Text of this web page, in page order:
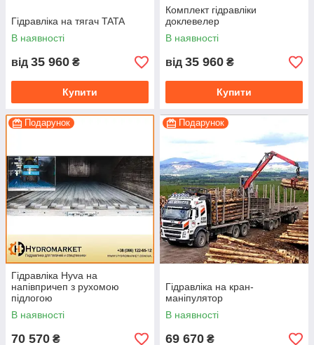
Гідравліка на тягач TATA
В наявності
від 35 960 ₴
Купити
Комплект гідравліки
доклевелер
В наявності
від 35 960 ₴
Купити
Подарунок
Гідравліка Hyva на
напівпричеп з рухомою
підлогою
В наявності
70 570 ₴
Подарунок
Гідравліка на кран-
маніпулятор
В наявності
69 670 ₴